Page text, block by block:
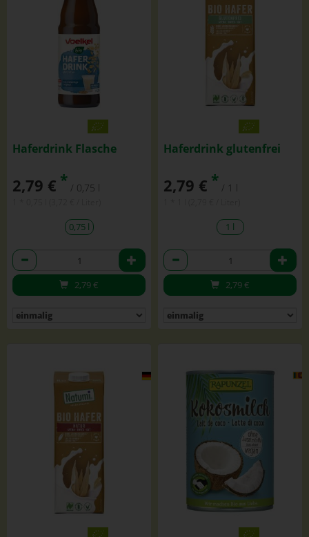
Haferdrink Flasche
2,79 € * / 0,75 l
0,75 l
Anzahl
2,79€
Haferdrink glutenfrei
2,79 € * / 1 l
1 l
Anzahl
2,79€